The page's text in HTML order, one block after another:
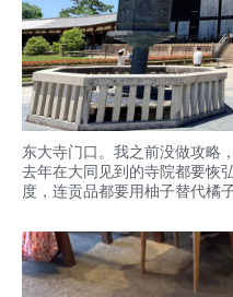
东大寺门口。我之前没做攻略
去年在大同见到的寺院都要恢
度，连贡品都要用柚子替代橘